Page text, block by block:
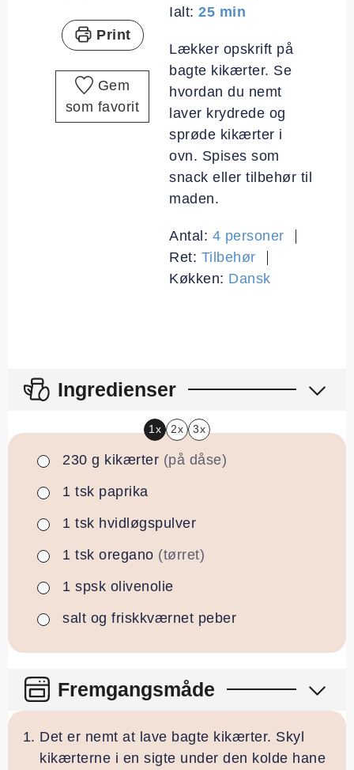
Print
Gem
som favorit
Ialt:25minutter
min
Lækker opskrift på
bagte kikærter. Se
hvordan du nemt
laver krydrede og
sprøde kikærter i
ovn. Spises som
snack eller tilbehør til
maden.
Antal: 4 personer
Ret: Tilbehør
Køkken: Dansk
Ingredienser
1x 2x 3x
▢
230 g kikærter (på dåse)
▢
1 tsk paprika
▢
1 tsk hvidløgspulver
▢
1 tsk oregano (tørret)
▢
1 spsk olivenolie
▢
salt og friskkværnet peber
Fremgangsmåde
Det er nemt at lave bagte kikærter. Skyl
kikærterne i en sigte under den kolde hane